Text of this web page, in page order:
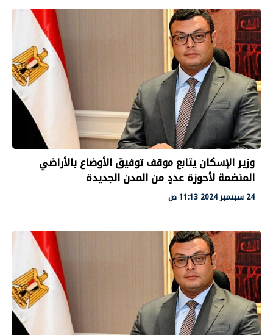
وزير الإسكان يتابع موقف توفيق الأوضاع بالأراضي
المنضمة لأحوزة عددٍ من المدن الجديدة
24 سبتمبر 2024 11:13 ص